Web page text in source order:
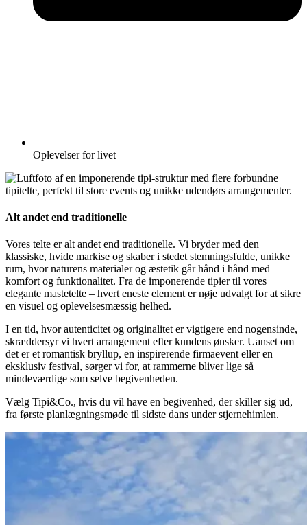
Oplevelser for livet
Alt andet end traditionelle
Vores telte er alt andet end traditionelle. Vi bryder med den
klassiske, hvide markise og skaber i stedet stemningsfulde, unikke
rum, hvor naturens materialer og æstetik går hånd i hånd med
komfort og funktionalitet. Fra de imponerende tipier til vores
elegante mastetelte – hvert eneste element er nøje udvalgt for at sikre
en visuel og oplevelsesmæssig helhed.
I en tid, hvor autenticitet og originalitet er vigtigere end nogensinde,
skræddersyr vi hvert arrangement efter kundens ønsker. Uanset om
det er et romantisk bryllup, en inspirerende firmaevent eller en
eksklusiv festival, sørger vi for, at rammerne bliver lige så
mindeværdige som selve begivenheden.
Vælg Tipi&Co., hvis du vil have en begivenhed, der skiller sig ud,
fra første planlægningsmøde til sidste dans under stjernehimlen.